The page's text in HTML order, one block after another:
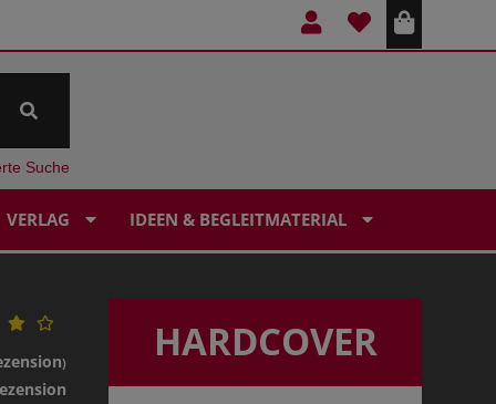
Suche
VERLAG IDEEN & BEGLEITMATERIAL
) HARDCOVER